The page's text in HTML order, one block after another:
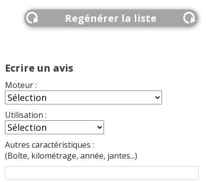
Regénérer la liste
Ecrire un avis
Moteur :
Utilisation :
Autres caractéristiques :
(Boîte, kilométrage, année, jantes...)